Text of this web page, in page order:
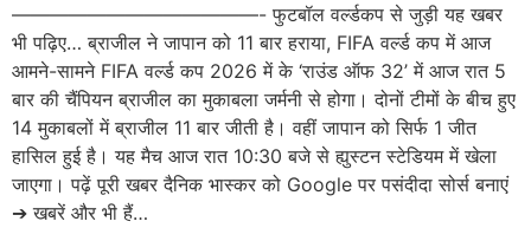
—————————————- फुटबॉल वर्ल्डकप से जुड़ी यह खबर
भी पढ़िए… ब्राजील ने जापान को 11 बार हराया, FIFA वर्ल्ड कप में आज
आमने-सामने FIFA वर्ल्ड कप 2026 में के ‘राउंड ऑफ 32’ में आज रात 5
बार की चैंपियन ब्राजील का मुकाबला जर्मनी से होगा। दोनों टीमों के बीच हुए
14 मुकाबलों में ब्राजील 11 बार जीती है। वहीं जापान को सिर्फ 1 जीत
हासिल हुई है। यह मैच आज रात 10:30 बजे से ह्युस्टन स्टेडियम में खेला
जाएगा। पढ़ें पूरी खबर दैनिक भास्कर को Google पर पसंदीदा सोर्स बनाएं
➔ खबरें और भी हैं…